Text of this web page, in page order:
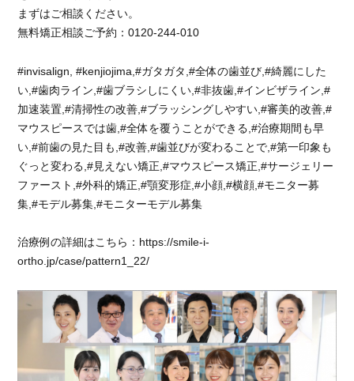
明
る
く、
や
し
い
の
通
う
こ
と
が
で
まずはご相談ください。
無料矯正相談ご予約：0120-244-010
#invisalign, #kenjiojima,#ガタガタ,#全体の歯並び,#綺麗にした
い,#歯肉ライン,#歯ブラシしにくい,#非抜歯,#インビザライン,#
加速装置,#清掃性の改善,#ブラッシングしやすい,#審美的改善,#
マウスピースでは歯,#全体を覆うことができる,#治療期間も早
い,#前歯の見た目も,#改善,#歯並びが変わることで,#第一印象も
ぐっと変わる,#見えない矯正,#マウスピース矯正,#サージェリー
ファースト,#外科的矯正,#顎変形症,#小顔,#横顔,#モニター募
集,#モデル募集,#モニターモデル募集
治療例の詳細はこちら：https://smile-i-
ortho.jp/case/pattern1_22/